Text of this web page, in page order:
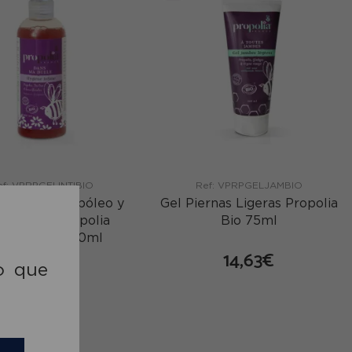
VPRPGELINTIBIO
con Propóleo y
del Té Propolia
Bio 200ml
15,42€
Ref: VPRPGELJAMBIO
Gel Piernas Ligeras Propolia
Bio 75ml
14,63€
que